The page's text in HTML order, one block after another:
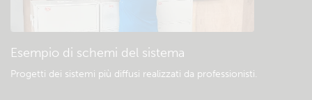
Esempio di schemi del sistema
Progetti dei sistemi più diffusi realizzati da professionisti.